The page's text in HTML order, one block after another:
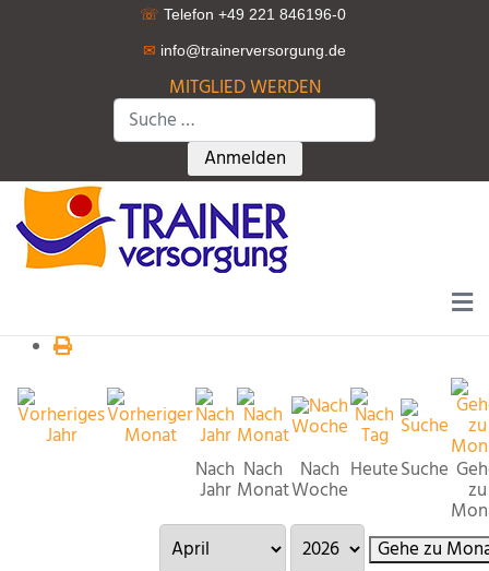
☏ Telefon +49 221 846196-0
✉ info@trainerversorgung.de
MITGLIED WERDEN
Suchen
Type 2 or more characters for
Anmelden
Nach
Jahr
Nach
Monat
Nach
Woche
HeuteSuche
zu
Gehe zu